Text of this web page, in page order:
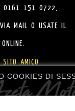
0161 151 0722,
VIA MAIL O USATE IL
SITO AMICO
COOKIES DI